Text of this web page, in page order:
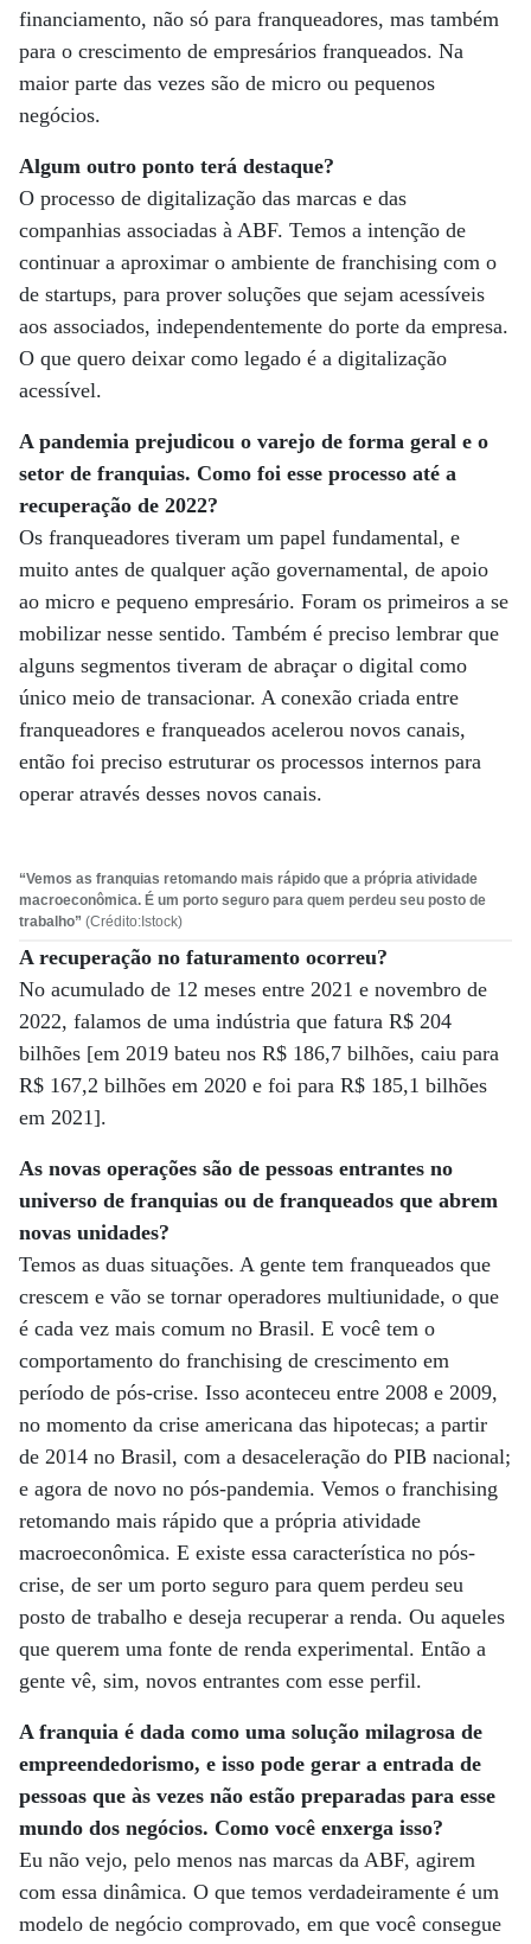
financiamento, não só para franqueadores, mas também
para o crescimento de empresários franqueados. Na
maior parte das vezes são de micro ou pequenos
negócios.
Algum outro ponto terá destaque?
O processo de digitalização das marcas e das
companhias associadas à ABF. Temos a intenção de
continuar a aproximar o ambiente de franchising com o
de startups, para prover soluções que sejam acessíveis
aos associados, independentemente do porte da empresa.
O que quero deixar como legado é a digitalização
acessível.
A pandemia prejudicou o varejo de forma geral e o
setor de franquias. Como foi esse processo até a
recuperação de 2022?
Os franqueadores tiveram um papel fundamental, e
muito antes de qualquer ação governamental, de apoio
ao micro e pequeno empresário. Foram os primeiros a se
mobilizar nesse sentido. Também é preciso lembrar que
alguns segmentos tiveram de abraçar o digital como
único meio de transacionar. A conexão criada entre
franqueadores e franqueados acelerou novos canais,
então foi preciso estruturar os processos internos para
operar através desses novos canais.
“Vemos as franquias retomando mais rápido que a própria atividade
macroeconômica. É um porto seguro para quem perdeu seu posto de
trabalho” (Crédito:Istock)
A recuperação no faturamento ocorreu?
No acumulado de 12 meses entre 2021 e novembro de
2022, falamos de uma indústria que fatura R$ 204
bilhões [em 2019 bateu nos R$ 186,7 bilhões, caiu para
R$ 167,2 bilhões em 2020 e foi para R$ 185,1 bilhões
em 2021].
As novas operações são de pessoas entrantes no
universo de franquias ou de franqueados que abrem
novas unidades?
Temos as duas situações. A gente tem franqueados que
crescem e vão se tornar operadores multiunidade, o que
é cada vez mais comum no Brasil. E você tem o
comportamento do franchising de crescimento em
período de pós-crise. Isso aconteceu entre 2008 e 2009,
no momento da crise americana das hipotecas; a partir
de 2014 no Brasil, com a desaceleração do PIB nacional;
e agora de novo no pós-pandemia. Vemos o franchising
retomando mais rápido que a própria atividade
macroeconômica. E existe essa característica no pós-
crise, de ser um porto seguro para quem perdeu seu
posto de trabalho e deseja recuperar a renda. Ou aqueles
que querem uma fonte de renda experimental. Então a
gente vê, sim, novos entrantes com esse perfil.
A franquia é dada como uma solução milagrosa de
empreendedorismo, e isso pode gerar a entrada de
pessoas que às vezes não estão preparadas para esse
mundo dos negócios. Como você enxerga isso?
Eu não vejo, pelo menos nas marcas da ABF, agirem
com essa dinâmica. O que temos verdadeiramente é um
modelo de negócio comprovado, em que você consegue